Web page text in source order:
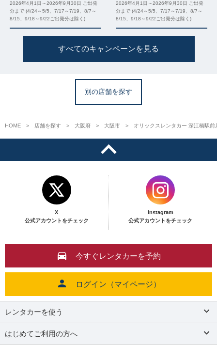
2026年4月1日～2026年9月30日 ご出発
分まで (4/24～5/5、7/17～7/19、8/7～
8/15、9/18～9/22ご出発分は除く)
2026年4月1日～2026年9月30日 ご出発
分まで (4/24～5/5、7/17～7/19、8/7～
8/15、9/18～9/22ご出発分は除く)
すべてのキャンペーンを見る
別の店舗を探す
HOME 店舗を探す 大阪府 大阪市 オリックスレンタカー 深江橋駅前
X
公式アカウントをチェック
Instagram
公式アカウントをチェック
今すぐレンタカーを予約
ログイン（マイページ）
レンタカーを使う
はじめてご利用の方へ